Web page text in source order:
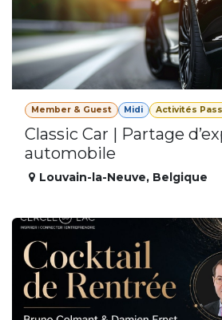
Member & Guest Midi Activités
Classic Car | Partage
automobile
Louvain-la-Neuve, Belgique